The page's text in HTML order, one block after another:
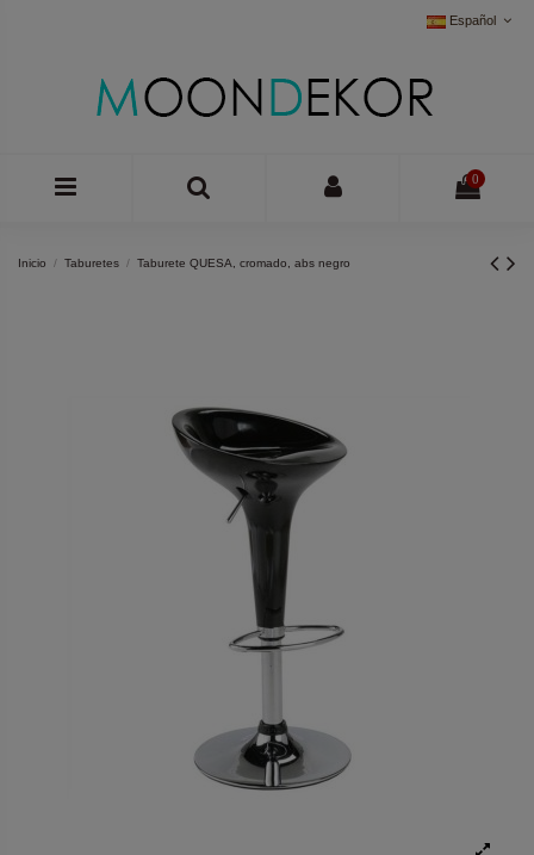
Español
0
Inicio Taburetes Taburete QUESA, cromado, abs negro